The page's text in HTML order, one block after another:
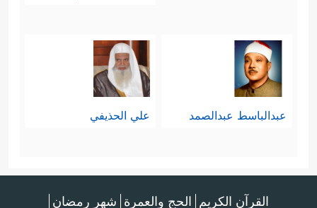
عبدالباسط عبدالصمد علي الحذيفي
القرآن الكريم الحج والعمرة شهر رمضان